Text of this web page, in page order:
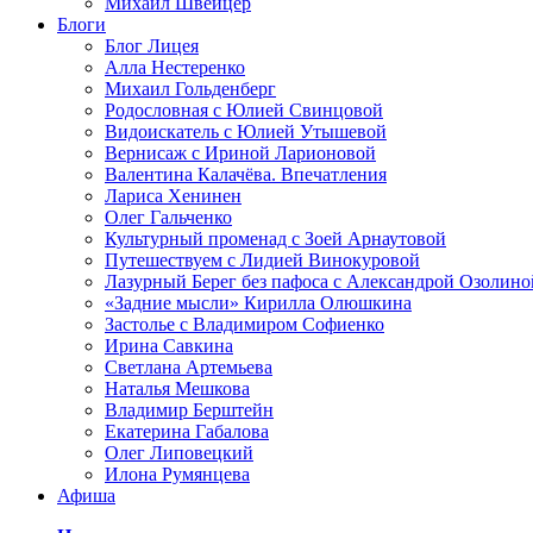
Блоги
Блог Лицея
Алла Нестеренко
Михаил Гольденберг
Родословная с Юлией Свинцовой
Видоискатель с Юлией Утышевой
Вернисаж с Ириной Ларионовой
Валентина Калачёва. Впечатления
Лариса Хенинен
Олег Гальченко
Культурный променад с Зоей Арнаутовой
Путешествуем с Лидией Винокуровой
Лазурный Берег без пафоса с Александрой
«Задние мысли» Кирилла Олюшкина
Застолье с Владимиром Софиенко
Ирина Савкина
Светлана Артемьева
Наталья Мешкова
Владимир Берштейн
Екатерина Габалова
Олег Липовецкий
Илона Румянцева
Афиша